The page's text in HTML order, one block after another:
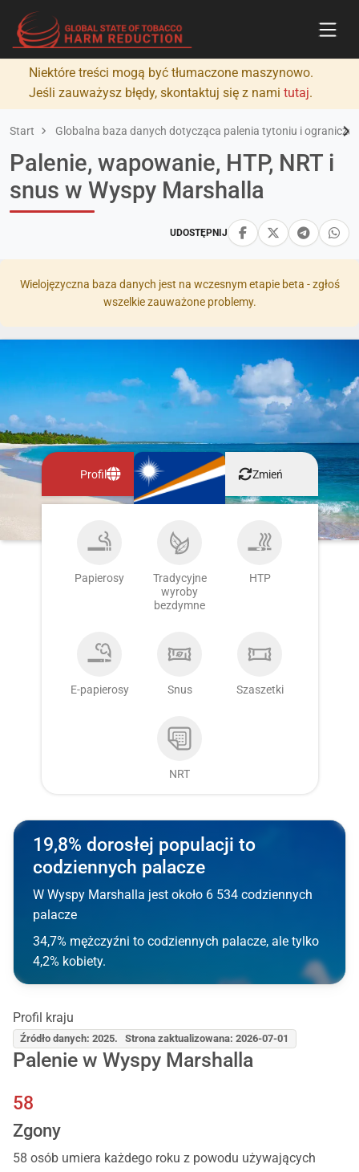
Niektóre treści mogą być tłumaczone maszynowo.
Jeśli zauważysz błędy, skontaktuj się z nami tutaj.
Start Globalna baza danych dotycząca palenia tytoniu i
UDOSTĘPNIJ
Palenie, wapowanie, HTP, NRT i
snus w Wyspy Marshalla
Wielojęzyczna baza danych jest na wczesnym etapie beta - zgłoś
wszelkie zauważone problemy.
Profil Zmień
Papierosy
Tradycyjne
wyroby
bezdymne
HTP
E-papierosy Snus Szaszetki
NRT
19,8% dorosłej populacji to
codziennych palacze
W Wyspy Marshalla jest około 6 534 codziennych
palacze
34,7% mężczyźni to codziennych palacze, ale tylko
4,2% kobiety.
Profil kraju
Źródło danych: 2025. Strona zaktualizowana: 2026-07-01
Palenie w Wyspy Marshalla
58
Zgony
58 osób umiera każdego roku z powodu używających